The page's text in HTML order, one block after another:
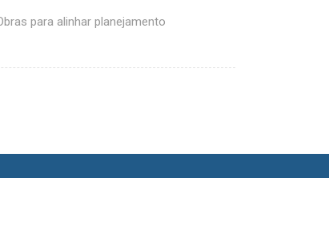
para alinhar planejamento